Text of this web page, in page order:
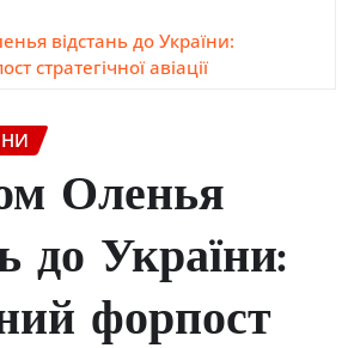
відстань до України:
стратегічної авіації
Оленья
до України:
форпост